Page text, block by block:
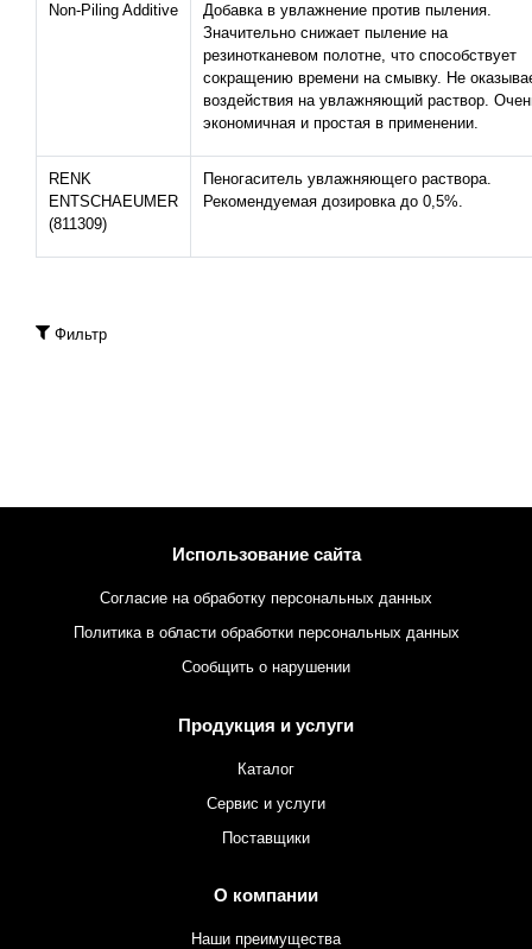
Non-Piling Additive
Добавка в увлажнение против пыления.
Значительно снижает пыление на
резинотканевом полотне, что способствует
сокращению времени на смывку. Не
воздействия на увлажняющий раствор.
экономичная и простая в применении.
RENK
ENTSCHAEUMER
(811309)
Пеногаситель увлажняющего раствора.
Рекомендуемая дозировка до 0,5%.
Фильтр
Использование сайта
Согласие на обработку персональных данных
Политика в области обработки персональных данных
Сообщить о нарушении
Продукция и услуги
Каталог
Сервис и услуги
Поставщики
О компании
Наши преимущества